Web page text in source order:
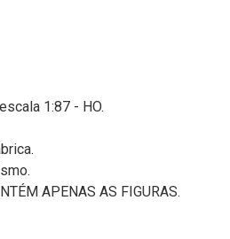
1:87 - HO.
APENAS AS FIGURAS.